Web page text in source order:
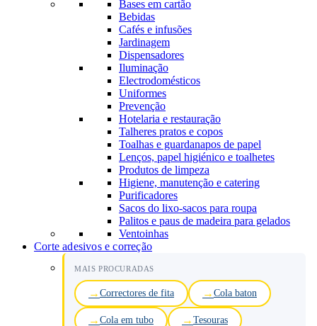
Bases em cartão
Bebidas
Cafés e infusões
Jardinagem
Dispensadores
Iluminação
Electrodomésticos
Uniformes
Prevenção
Hotelaria e restauração
Talheres pratos e copos
Toalhas e guardanapos de papel
Lenços, papel higiénico e toalhetes
Produtos de limpeza
Higiene, manutenção e catering
Purificadores
Sacos do lixo-sacos para roupa
Palitos e paus de madeira para gelados
Ventoinhas
Corte adesivos e correção
MAIS PROCURADAS
Correctores de fita Cola baton
Cola em tubo Tesouras